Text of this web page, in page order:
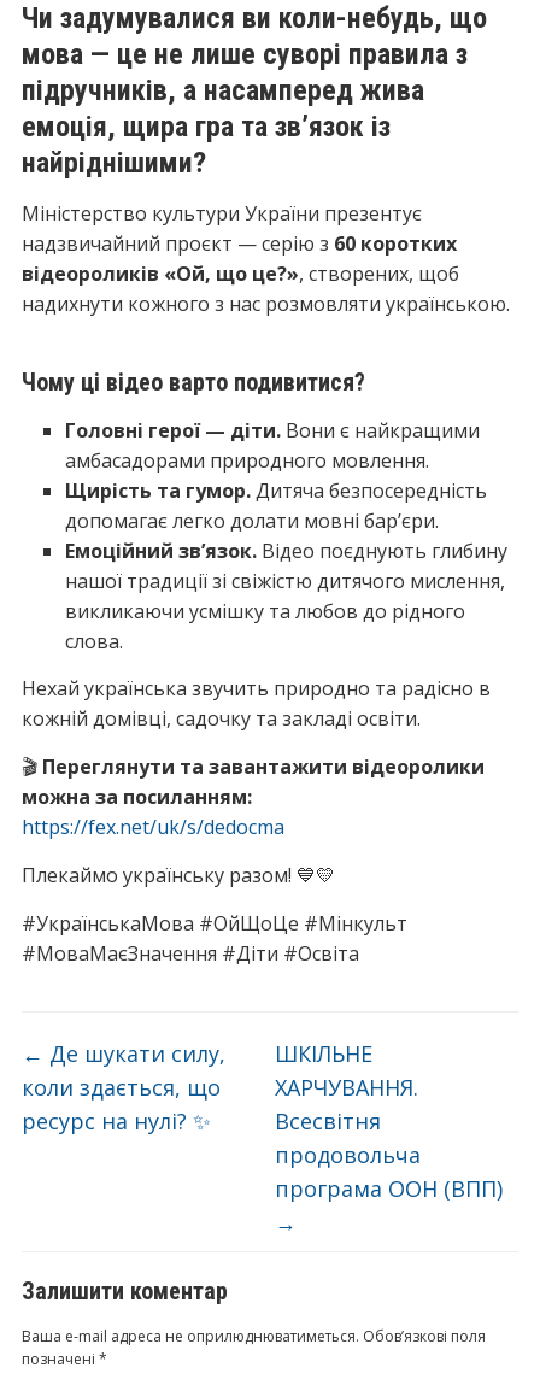
Чи задумувалися ви коли-небудь, що
мова — це не лише суворі правила з
підручників, а насамперед жива
емоція, щира гра та зв’язок із
найріднішими?
Міністерство культури України презентує
надзвичайний проєкт — серію з 60 коротких
відеороликів «Ой, що це?», створених, щоб
надихнути кожного з нас розмовляти українською.
Чому ці відео варто подивитися?
Головні герої — діти.Вони є найкращими
амбасадорами природного мовлення.
Щирість та гумор.Дитяча безпосередність
допомагає легко долати мовні бар’єри.
Емоційний зв’язок.Відео поєднують глибину
нашої традиції зі свіжістю дитячого мислення,
викликаючи усмішку та любов до рідного
слова.
Нехай українська звучить природно та радісно в
кожній домівці, садочку та закладі освіти.
🎬 Переглянути та завантажити відеоролики
можна за посиланням:
https://fex.net/uk/s/dedocma
Плекаймо українську разом! 💙💛
#УкраїнськаМова #ОйЩоЦе #Мінкульт
#МоваМаєЗначення #Діти #Освіта
← Де шукати силу,
коли здається, що
ресурс на нулі? ✨
ШКІЛЬНЕ
ХАРЧУВАННЯ.
Всесвітня
продовольча
програма ООН (ВПП)
→
Залишити коментар
Ваша e-mail адреса не оприлюднюватиметься. Обов’язкові поля
позначені *